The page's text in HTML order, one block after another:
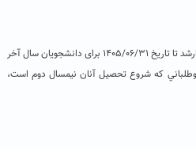
گواهی فراغت از تحصیل دوره کارشناسی ارشد تا تاریخ ۱۴۰۵/۰۶/۳۱ برای دانشجویان سال آخر
كه شروع تحصيل آنان نيمسال دوم است،